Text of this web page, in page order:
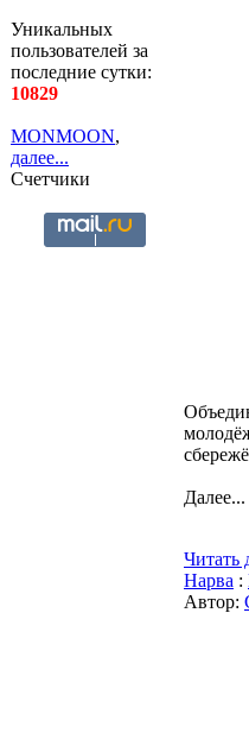
Уникальных
пользователей за
последние сутки:
10829
MONMOON,
далее...
Счетчики
Далее...
Читать
Нарва :
Автор: